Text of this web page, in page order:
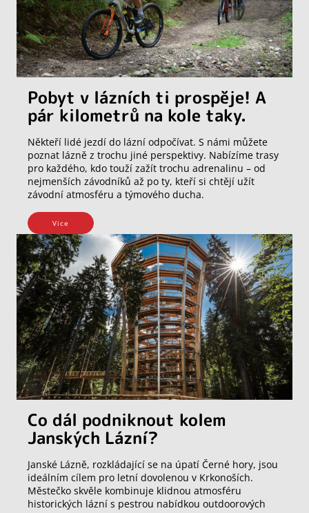
Pobyt v lázních ti prospěje! A
pár kilometrů na kole taky.
Někteří lidé jezdí do lázní odpočívat. S námi můžete
poznat lázně z trochu jiné perspektivy. Nabízíme trasy
pro každého, kdo touží zažít trochu adrenalinu – od
nejmenších závodníků až po ty, kteří si chtějí užít
závodní atmosféru a týmového ducha.
Vice
Co dál podniknout kolem
Janských Lázní?
Janské Lázně, rozkládající se na úpatí Černé hory, jsou
ideálním cílem pro letní dovolenou v Krkonoších.
Městečko skvěle kombinuje klidnou atmosféru
historických lázní s pestrou nabídkou outdoorových